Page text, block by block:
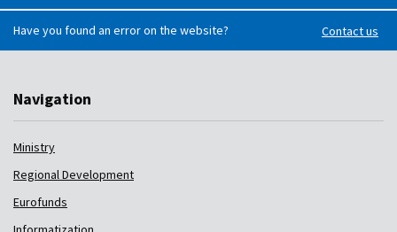
Have you found an error on the website?
Contact us
Navigation
Ministry
Regional Development
Eurofunds